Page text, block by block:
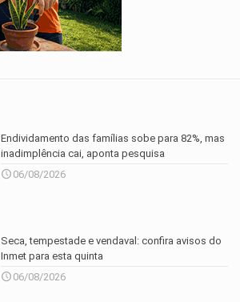
Endividamento das famílias sobe para 82%, mas
inadimplência cai, aponta pesquisa
06/08/2026
Seca, tempestade e vendaval: confira avisos do
Inmet para esta quinta
06/08/2026